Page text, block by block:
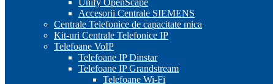
Unify OpenScape
Accesorii Centrale SIEMENS
Centrale Telefonice de capacitate mica
Kit-uri Centrale Telefonice IP
Telefoane VoIP
Telefoane IP Dinstar
Telefoane IP Grandstream
Telefoane Wi-Fi